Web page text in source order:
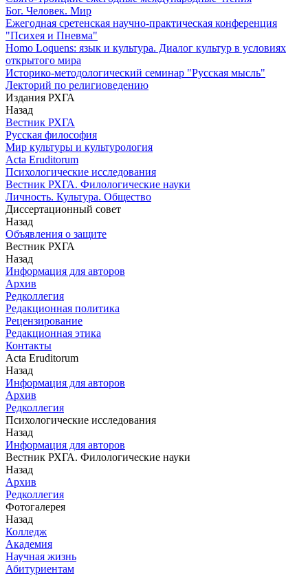
Бог. Человек. Мир
Ежегодная сретенская научно-практическая конференция
"Психея и Пневма"
Homo Loquens: язык и культура. Диалог культур в условиях
открытого мира
Историко-методологический семинар "Русская мысль"
Лекторий по религиоведению
Издания РХГА
Назад
Вестник РХГА
Русская философия
Мир культуры и культурология
Acta Eruditorum
Психологические исследования
Вестник РХГА. Филологические науки
Личность. Культура. Общество
Диссертационный совет
Назад
Объявления о защите
Вестник РХГА
Назад
Информация для авторов
Архив
Редколлегия
Редакционная политика
Рецензирование
Редакционная этика
Контакты
Acta Eruditorum
Назад
Информация для авторов
Архив
Редколлегия
Психологические исследования
Назад
Информация для авторов
Вестник РХГА. Филологические науки
Назад
Архив
Редколлегия
Фотогалерея
Назад
Колледж
Академия
Научная жизнь
Абитуриентам